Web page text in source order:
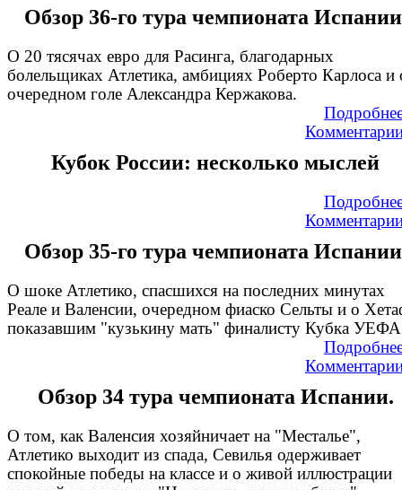
Обзор 36-го тура чемпионата
О 20 тясячах евро для Расинга, благодарных
болельщиках Атлетика, амбициях Роберто Карлоса и
очередном голе Александра Кержакова.
Кубок России: несколько мыслей
Обзор 35-го тура чемпионата
О шоке Атлетико, спасшихся на последних минутах
Реале и Валенсии, очередном фиаско Сельты и о
показавшим "кузькину мать" финалисту Кубка
Обзор 34 тура чемпионата Испании.
О том, как Валенсия хозяйничает на "Месталье",
Атлетико выходит из спада, Севилья одерживает
спокойные победы на классе и о живой иллюстрации